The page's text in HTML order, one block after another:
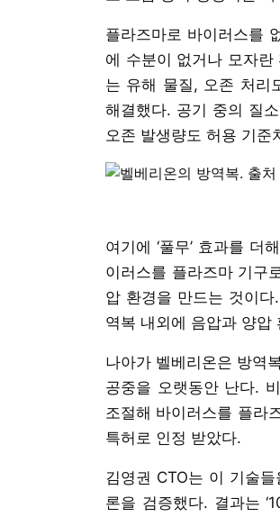
플라즈마로 바이러스를
에 수분이 없거나 모자
는 유해 물질, 오존 처리
해결했다. 공기 중의 질
오존 발생량도 허용 기준
여기에 ‘풀무’ 효과를
이러스를 플라즈마 기구
압 환경을 만드는 것이
역복 내외에 음압과 양압
나아가 벨베리온은 방역
공중을 오랫동안 난다.
조절해 바이러스를 플라
특허로 인정 받았다.
김영권 CTO는 이 기술
론을 검증했다. 결과는